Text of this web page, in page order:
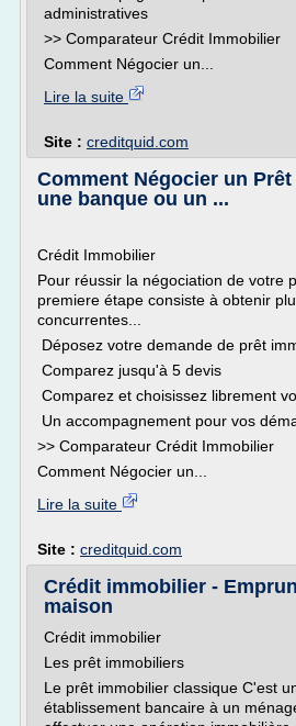
administratives
>> Comparateur Crédit Immobilier
Comment Négocier un...
Lire la suite
Site : creditquid.com
Comment Négocier un
une banque ou un ...
Crédit Immobilier
Pour réussir la négociation de votre
premiere étape consiste à obtenir
concurrentes...
Déposez votre demande de prêt
Comparez jusqu'à 5 devis
Comparez et choisissez librement
Un accompagnement pour vos
>> Comparateur Crédit Immobilier
Comment Négocier un...
Lire la suite
Site : creditquid.com
Crédit immobilier -
maison
Crédit immobilier
Les prêt immobiliers
Le prêt immobilier classique C'est
établissement bancaire à un